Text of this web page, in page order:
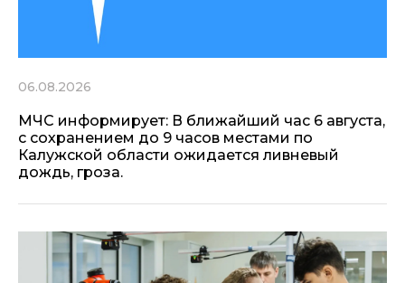
06.08.2026
МЧС информирует: В ближайший час 6 августа,
с сохранением до 9 часов местами по
Калужской области ожидается ливневый
дождь, гроза.